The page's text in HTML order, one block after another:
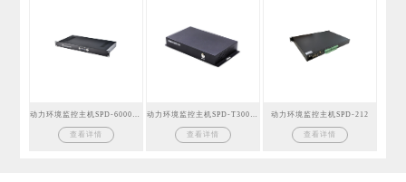
查看详情 查看详情
动力环境监控主机SPD-212
查看详情